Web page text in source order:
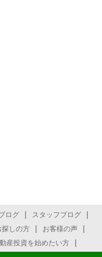
ログ | スタッフブログ |
探しの方 | お客様の声 |
産投資を始めたい方 |